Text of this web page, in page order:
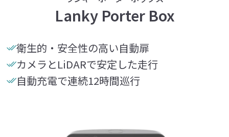
Lanky Porter Box
衛生的・安全性の高い自動扉
カメラとLiDARで安定した走行
自動充電で連続12時間巡行